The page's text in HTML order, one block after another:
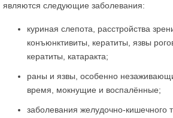
являются следующие заболевания:
куриная слепота, расстройства
конъюнктивиты, кератиты, язвы
кератиты, катаракта;
раны и язвы, особенно
время, мокнущие и воспалённые;
заболевания желудочно-кишечного